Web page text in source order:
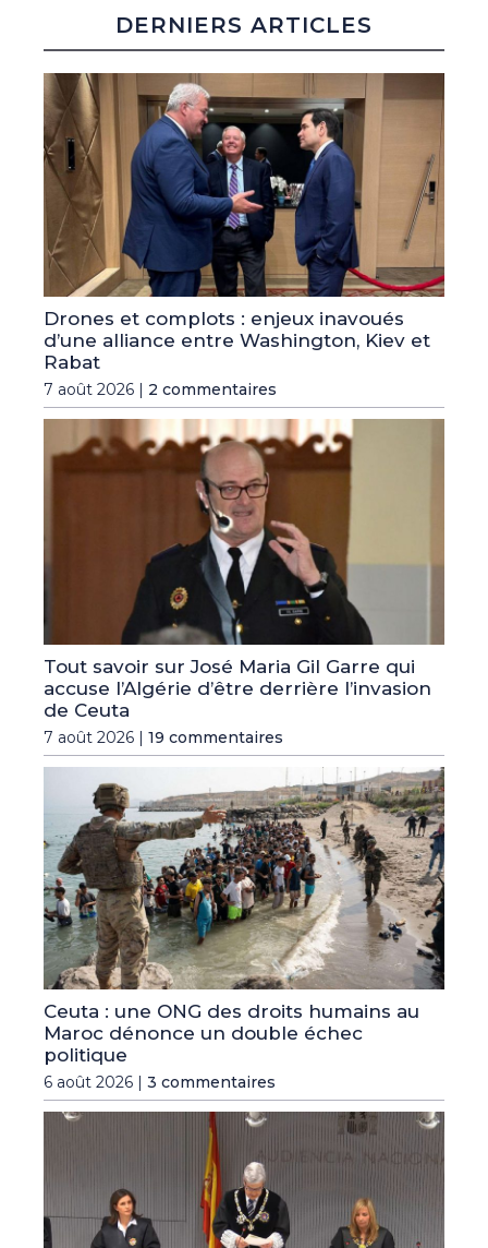
DERNIERS ARTICLES
Drones et complots : enjeux inavoués
d’une alliance entre Washington, Kiev et
Rabat
7 août 2026 | 2 commentaires
Tout savoir sur José Maria Gil Garre qui
accuse l’Algérie d’être derrière l’invasion
de Ceuta
7 août 2026 | 19 commentaires
Ceuta : une ONG des droits humains au
Maroc dénonce un double échec
politique
6 août 2026 | 3 commentaires